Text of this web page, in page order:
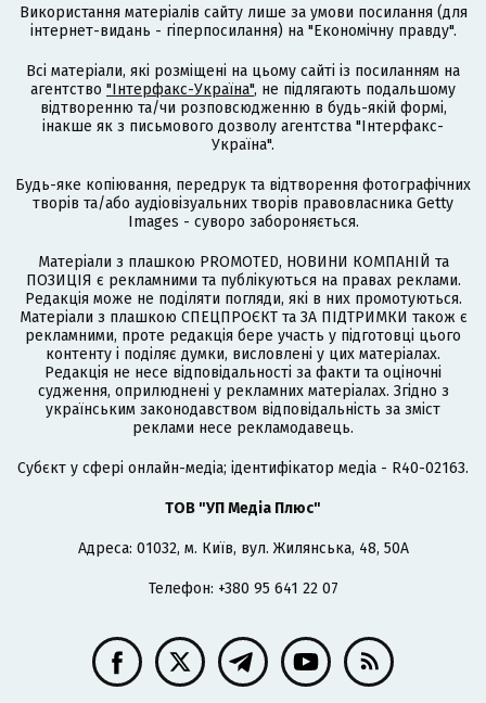
Використання матеріалів сайту лише за умови посилання (для
інтернет-видань - гіперпосилання) на "Економічну правду".
Всі матеріали, які розміщені на цьому сайті із посиланням на
агентство "Інтерфакс-Україна", не підлягають подальшому
відтворенню та/чи розповсюдженню в будь-якій формі,
інакше як з письмового дозволу агентства "Інтерфакс-
Україна".
Будь-яке копіювання, передрук та відтворення фотографічних
творів та/або аудіовізуальних творів правовласника Getty
Images - суворо забороняється.
Матеріали з плашкою PROMOTED, НОВИНИ КОМПАНІЙ та
ПОЗИЦІЯ є рекламними та публікуються на правах реклами.
Редакція може не поділяти погляди, які в них промотуються.
Матеріали з плашкою СПЕЦПРОЄКТ та ЗА ПІДТРИМКИ також є
рекламними, проте редакція бере участь у підготовці цього
контенту і поділяє думки, висловлені у цих матеріалах.
Редакція не несе відповідальності за факти та оціночні
судження, оприлюднені у рекламних матеріалах. Згідно з
українським законодавством відповідальність за зміст
реклами несе рекламодавець.
Cубєкт у сфері онлайн-медіа; ідентифікатор медіа - R40-02163.
ТОВ "УП Медіа Плюс"
Адреса: 01032, м. Київ, вул. Жилянська, 48, 50А
Телефон: +380 95 641 22 07